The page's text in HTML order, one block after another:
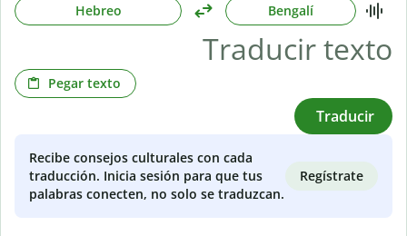
Hebreo Bengalí
Pegar texto
Traducir
Recibe consejos culturales con cada
traducción. Inicia sesión para que tus
palabras conecten, no solo se traduzcan.
Regístrate